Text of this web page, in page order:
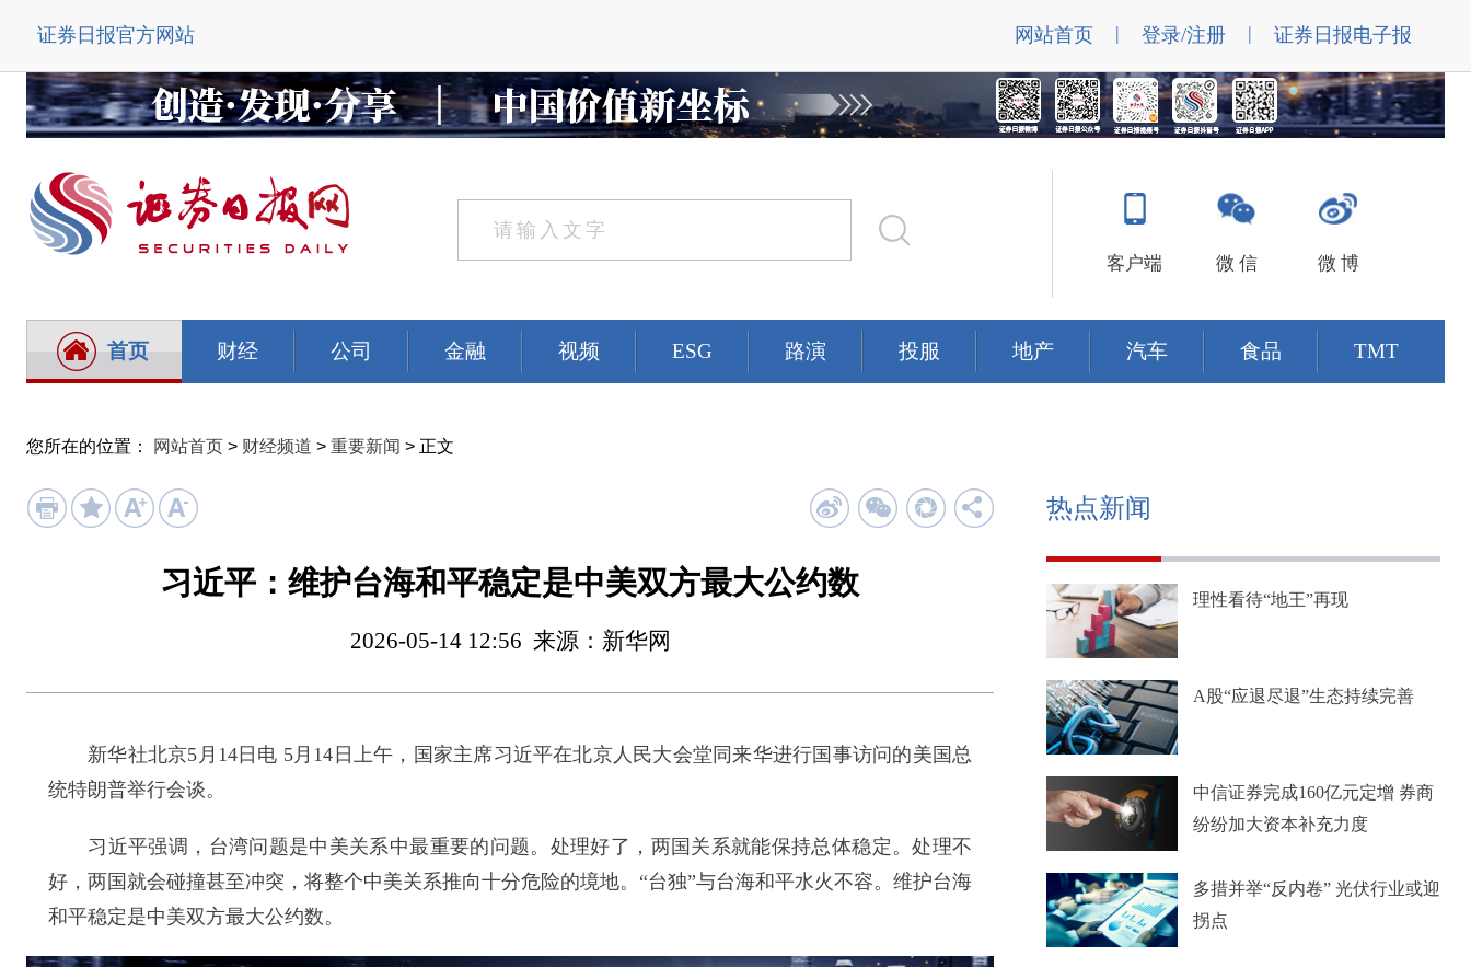
证券日报官方网站 网站首页 | 登录/注册 | 证券日报电子报
客户端 微 信 微 博
首页 财经 公司 金融 视频 ESG 路演 投服 地产 汽车 食品 TMT
您所在的位置： 网站首页 > 财经频道 > 重要新闻 > 正文
习近平：维护台海和平稳定是中美双方最大公约数
2026-05-14 12:56 来源：新华网
新华社北京5月14日电 5月14日上午，国家主席习近平在北京人民大会堂同来华进行国事访问的美国总
统特朗普举行会谈。
习近平强调，台湾问题是中美关系中最重要的问题。处理好了，两国关系就能保持总体稳定。处理不
好，两国就会碰撞甚至冲突，将整个中美关系推向十分危险的境地。“台独”与台海和平水火不容。维护台海
和平稳定是中美双方最大公约数。
热点新闻
理性看待“地王”再现
A股“应退尽退”生态持续完善
中信证券完成160亿元定增 券商
纷纷加大资本补充力度
多措并举“反内卷” 光伏行业或迎
拐点